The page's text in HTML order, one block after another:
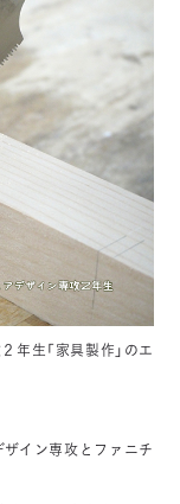
年生「家具製作」のエ
イン専攻とファニチ